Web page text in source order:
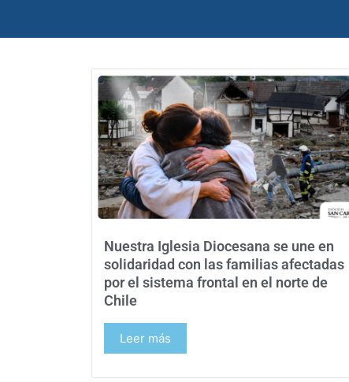
Nuestra Iglesia Diocesana se une en
solidaridad con las familias afectadas
por el sistema frontal en el norte de
Chile
Leer más